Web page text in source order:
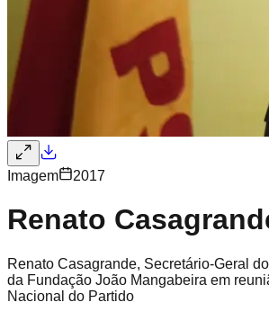
Imagem 2017
Renato
Renato Casagrande, Secretário-Geral
da Fundação João Mangabeira em
Nacional do Partido